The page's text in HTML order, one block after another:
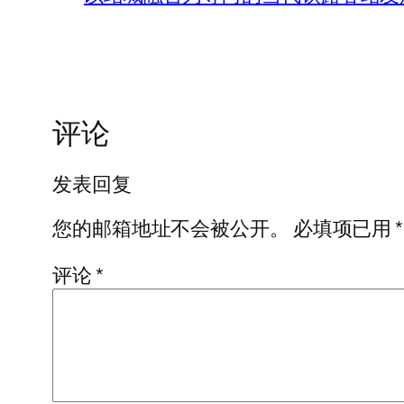
评论
发表回复
您的邮箱地址不会被公开。
必填项已用*
评论*